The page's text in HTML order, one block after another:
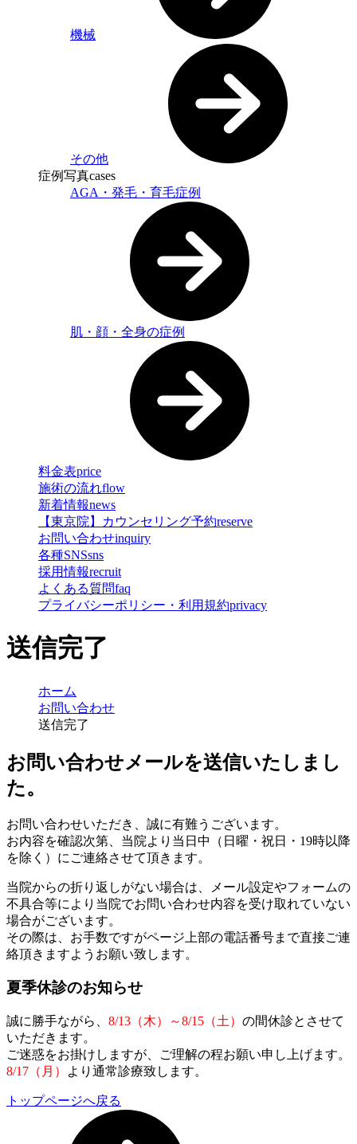
機械
その他
症例写真cases
AGA・発毛・育毛症例
肌・顔・全身の症例
料金表price
施術の流れflow
新着情報news
【東京院】カウンセリング予約reserve
お問い合わせinquiry
各種SNSsns
採用情報recruit
よくある質問faq
プライバシーポリシー・利用規約privacy
送信完了
ホーム
お問い合わせ
送信完了
お問い合わせメールを送信いたしまし
た。
お問い合わせいただき、誠に有難うございます。
お内容を確認次第、当院より当日中（日曜・祝日・19時以降
を除く）にご連絡させて頂きます。
当院からの折り返しがない場合は、メール設定やフォームの
不具合等により当院でお問い合わせ内容を受け取れていない
場合がございます。
その際は、お手数ですがページ上部の電話番号まで直接ご連
絡頂きますようお願い致します。
夏季休診のお知らせ
誠に勝手ながら、 8/13（木）～8/15（土） の間休診とさせて
いただきます。
ご迷惑をお掛けしますが、ご理解の程お願い申し上げます。
8/17（月）
より通常診療致します。
トップページへ戻る